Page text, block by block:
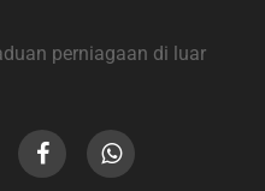
perniagaan di luar